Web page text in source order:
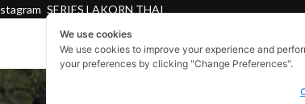
SERIES LAKORN THAI
We use cookies
We use cookies to improve your experience and
your preferences by clicking "Change Preferences".